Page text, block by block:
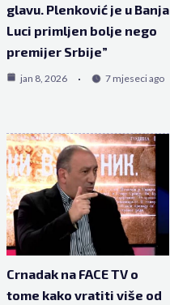
glavu. Plenković je u Banja
Luci primljen bolje nego
premijer Srbije”
jan 8, 2026 7 mjeseci ago
Crnadak na FACE TV o
tome kako vratiti više od